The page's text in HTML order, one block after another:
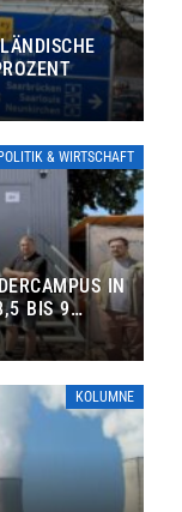
& WIRTSCHAFT
IN
BIS 9
KOLUMNE